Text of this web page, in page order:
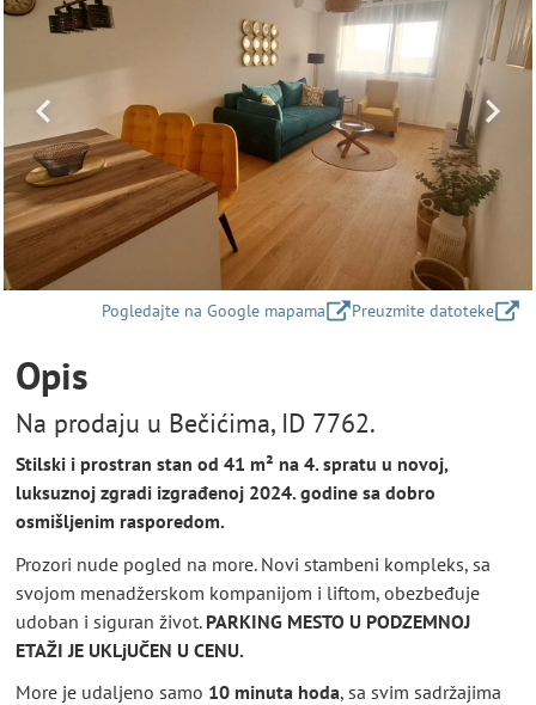
Pogledajte na Google mapama Preuzmite datoteke
Opis
Na prodaju u Bečićima, ID 7762.
Stilski i prostran stan od 41 m² na 4. spratu u novoj,
luksuznoj zgradi izgrađenoj 2024. godine sa dobro
osmišljenim rasporedom.
Prozori nude pogled na more. Novi stambeni kompleks, sa
svojom menadžerskom kompanijom i liftom, obezbeđuje
udoban i siguran život. PARKING MESTO U PODZEMNOJ
ETAŽI JE UKLjUČEN U CENU.
More je udaljeno samo 10 minuta hoda, sa svim sadržajima